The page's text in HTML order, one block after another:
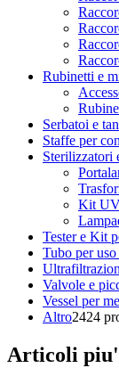
Rubinetti e
Serbatoi e
Staffe per
Sterilizzatori
Kit
Tester e Kit
Tubo per
Valvole e
Vessel per
Altro2424
Articoli